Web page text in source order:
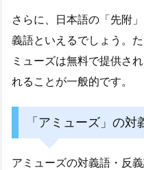
さらに、日本語の「先附
義語といえるでしょう。
ミューズは無料で提供さ
れることが一般的です。
「アミューズ」の対
アミューズの対義語・反